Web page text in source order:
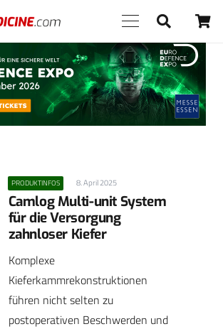
PRODUKTINFOS 8. April 2025
Camlog Multi-unit System
für die Versorgung
zahnloser Kiefer
Komplexe
Kieferkammrekonstruktionen
führen nicht selten zu
postoperativen Beschwerden und